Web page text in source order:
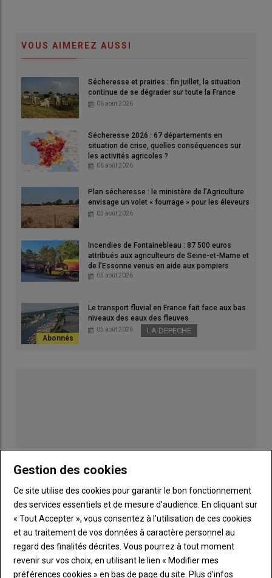
Ovin dans un bâtiment malade de la fièvre catarrhale ovine
© Réussir SAS
Avec Agra Presse
fièvre catarrhale ovine(FCO 4) n’y est plus considéré comme
enzootique , selon unarrêté du
l’Agricultureparu le 31 mai au Journal officiel. La
doncclassée comme exotique dans l’Hexagone. Ce sérotype
reste enzootique enCorse où 10 foyers de FCO 4 avaient été
recensés entre le 1
erjuin 2024 et le 31 mai 2025, selon un
de situation
du ministère de l’Agriculture. Comme souligné
modifie lesmesures de gestioncontre la maladie. Selon
arrêté du 4 juillet 2024
, le passage au statut exotique
implique lacréation d’une zone « régulée »si un foyer est
Une zone régulée pour « préserver
les échanges commerciaux avec les
autres États membres »
Le ministère soutient que cette zone régulée a pour objectif de
« limiter l’extension de la maladieetpréserver les échanges
commerciauxavec les autres États membres ». Pour un
sérotype enzootiquecomme la FCO 3 ou la FCO 8, les
animaux infectés peuventcirculer librementsur le territoire
VOUS AIMEREZ AUSSI
Sécheresse et prairies : fin juillet, la situation
continue de se dégrader sur toute la France
06 août 2026
Sécheresse 2026 : 67 départements en
situation de crise, quelles conséquences sur
les activités agricoles ?
06 août 2026
Plan sécheresse : le ministère de l’Agriculture
envisage un volet « fourrage » pour les éleveurs
05 août 2026
Incendies de Fontainebleau : 87 500 euros
attribués aux agriculteurs de Seine-et-Marne et
de l’Essonne venus en aide aux pompiers
05 août 2026
Le transport fluvial en France fait face aux bas
niveaux des eaux des fleuves
05 août 2026 LA DEPECHE
Publicité
Gestion des cookies
Ce site utilise des cookies pour garantir le bon fonctionnement
des services essentiels et de mesure d’audience. En cliquant sur
« Tout Accepter », vous consentez à l’utilisation de ces cookies
et au traitement de vos données à caractère personnel au
regard des finalités décrites. Vous pourrez à tout moment
revenir sur vos choix, en utilisant le lien « Modifier mes
préférences cookies » en bas de page du site. Plus d'infos